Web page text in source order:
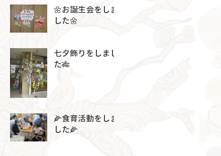
🌼お誕生会をしま
した🌼
七夕飾りをしまし
た🎋
🌽食育活動をしま
した🌽